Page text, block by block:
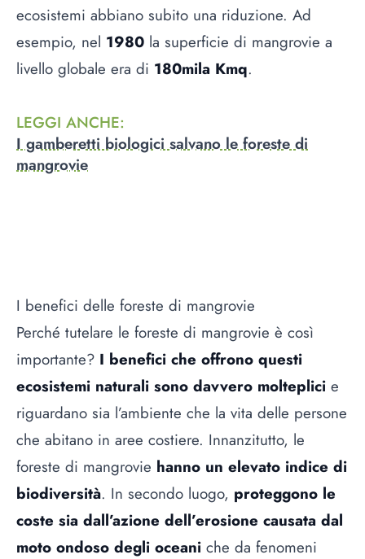
ecosistemi abbiano subito una riduzione. Ad
esempio, nel 1980 la superficie di mangrovie a
livello globale era di 180mila Kmq.
LEGGI ANCHE:
I gamberetti biologici salvano le foreste di
mangrovie
I benefici delle foreste di mangrovie
Perché tutelare le foreste di mangrovie è così
importante? I benefici che offrono questi
ecosistemi naturali sono davvero molteplici e
riguardano sia l’ambiente che la vita delle persone
che abitano in aree costiere. Innanzitutto, le
foreste di mangrovie hanno un elevato indice di
biodiversità. In secondo luogo, proteggono le
coste sia dall’azione dell’erosione causata dal
moto ondoso degli oceani che da fenomeni